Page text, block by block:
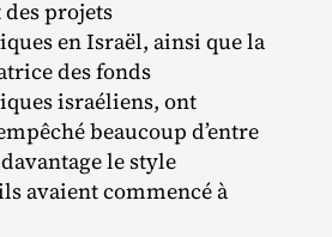
projets
en Israël, ainsi que la
des fonds
israéliens, ont
beaucoup d’entre
le style
avaient commencé à